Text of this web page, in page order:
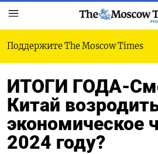
Поддержите The Moscow Times
ИТОГИ ГОДА-
Китай
экономическое
2024 году?